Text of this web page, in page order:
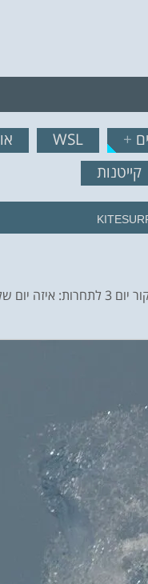
תפוצה! +
WSL
קייטנות